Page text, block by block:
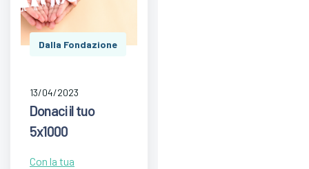
Dalla Fondazione
13/04/2023
Donaci il tuo
5x1000
Con la tua